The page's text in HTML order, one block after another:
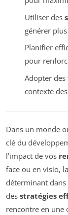
Utiliser des
générer
Planifier
pour
Adopter des
contexte
Dans un monde
clé du
l’impact de vos
face ou en visio,
déterminant dans
des stratégies
rencontre en une